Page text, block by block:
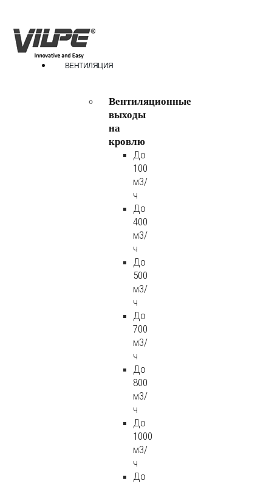
ВЕНТИЛЯЦИЯ
Вентиляционные
выходы
на
кровлю
До
100
м3/
ч
До
400
м3/
ч
До
500
м3/
ч
До
700
м3/
ч
До
800
м3/
ч
До
1000
м3/
ч
До